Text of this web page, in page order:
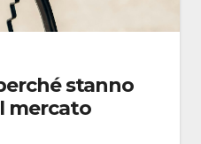
stanno
mercato